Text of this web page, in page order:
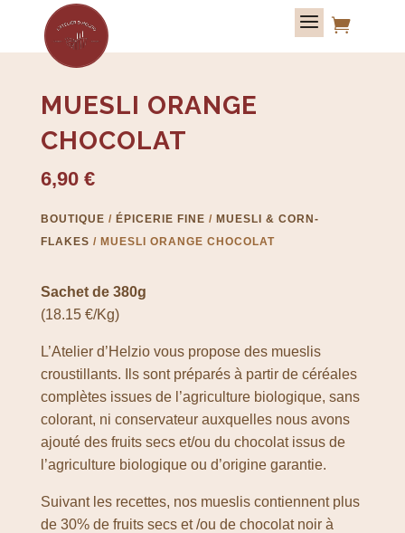

MUESLI ORANGE
CHOCOLAT
6,90 €
BOUTIQUE / ÉPICERIE FINE / MUESLI & CORN-
FLAKES / MUESLI ORANGE CHOCOLAT
Sachet de 380g
(18.15 €/Kg)
L’Atelier d’Helzio vous propose des mueslis
croustillants. Ils sont préparés à partir de céréales
complètes issues de l’agriculture biologique, sans
colorant, ni conservateur auxquelles nous avons
ajouté des fruits secs et/ou du chocolat issus de
l’agriculture biologique ou d’origine garantie.
Suivant les recettes, nos mueslis contiennent plus
de 30% de fruits secs et /ou de chocolat noir à